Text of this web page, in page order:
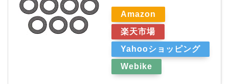
Amazon
楽天市場
Yahooショッピング
Webike